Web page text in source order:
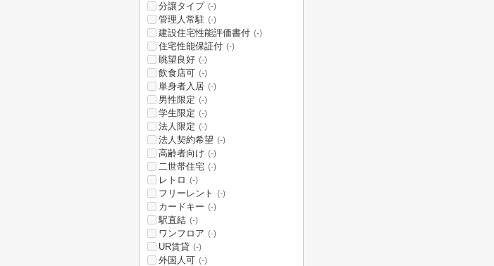
分譲タイプ (-)
管理人常駐 (-)
建設住宅性能評価書付 (-)
住宅性能保証付 (-)
眺望良好 (-)
飲食店可 (-)
単身者入居 (-)
男性限定 (-)
学生限定 (-)
法人限定 (-)
法人契約希望 (-)
高齢者向け (-)
二世帯住宅 (-)
レトロ (-)
フリーレント (-)
カードキー (-)
駅直結 (-)
ワンフロア (-)
UR賃貸 (-)
外国人可 (-)